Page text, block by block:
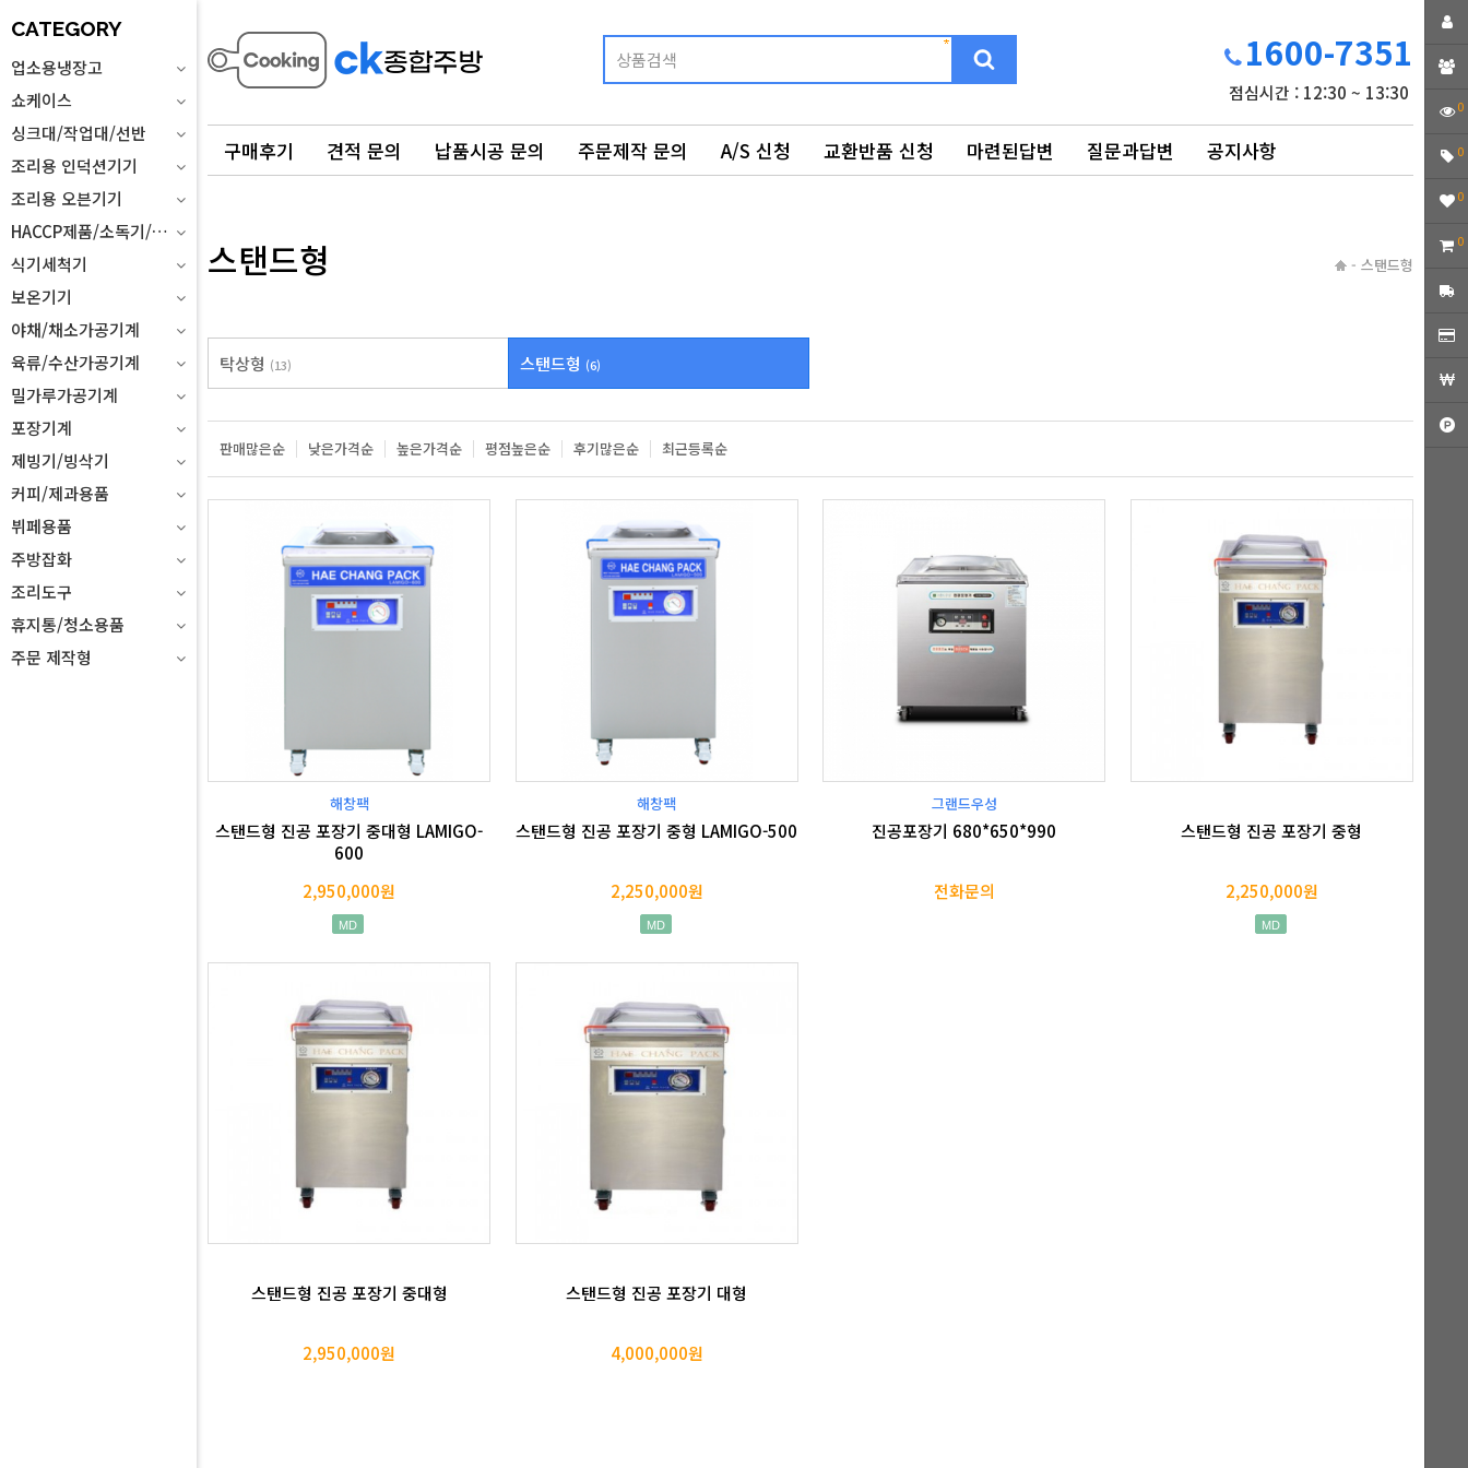
CATEGORY
업소용냉장고
쇼케이스
싱크대/작업대/선반
조리용 인덕션기기
조리용 오븐기기
HACCP제품/소독기/위생설비
식기세척기
보온기기
야채/채소가공기계
육류/수산가공기계
밀가루가공기계
포장기계
제빙기/빙삭기
커피/제과용품
뷔페용품
주방잡화
조리도구
휴지통/청소용품
주문 제작형
1600-7351
점심시간 : 12:30 ~ 13:30
구매후기 견적 문의 납품시공 문의 주문제작 문의 A/S 신청 교환반품 신청 마련된답변 질문과답변 공지사항
스탠드형 - 스탠드형
탁상형 (13) 스탠드형 (6)
판매많은순 낮은가격순 높은가격순 평점높은순 후기많은순 최근등록순
해창팩
스탠드형 진공 포장기 중대형 LAMIGO-
600
2,950,000원
MD
해창팩
스탠드형 진공 포장기 중형 LAMIGO-500
2,250,000원
MD
그랜드우성
진공포장기 680*650*990
전화문의
스탠드형 진공 포장기 중형
2,250,000원
MD
스탠드형 진공 포장기 중대형
2,950,000원
스탠드형 진공 포장기 대형
4,000,000원
0
0
0
0